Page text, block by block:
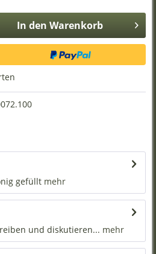
In den Warenkorb
gefüllt mehr
und diskutieren... mehr